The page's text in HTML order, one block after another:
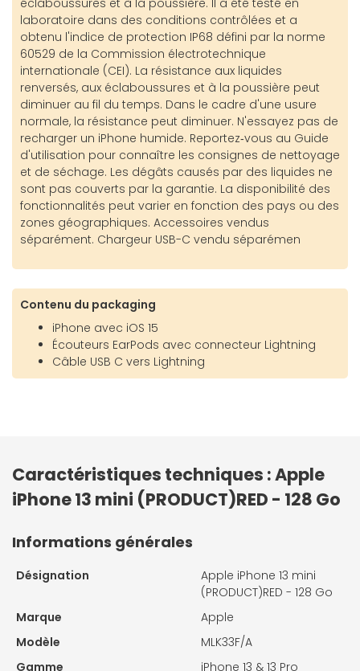
éclaboussures et à la poussière. Il a été testé en
laboratoire dans des conditions contrôlées et a
obtenu l'indice de protection IP68 défini par la norme
60529 de la Commission électrotechnique
internationale (CEI). La résistance aux liquides
renversés, aux éclaboussures et à la poussière peut
diminuer au fil du temps. Dans le cadre d'une usure
normale, la résistance peut diminuer. N'essayez pas de
recharger un iPhone humide. Reportez‑vous au Guide
d'utilisation pour connaître les consignes de nettoyage
et de séchage. Les dégâts causés par des liquides ne
sont pas couverts par la garantie. La disponibilité des
fonctionnalités peut varier en fonction des pays ou des
zones géographiques. Accessoires vendus
séparément. Chargeur USB-C vendu séparémen
Contenu du packaging
iPhone avec iOS 15
Écouteurs EarPods avec connecteur Lightning
Câble USB C vers Lightning
Caractéristiques techniques : Apple
iPhone 13 mini (PRODUCT)RED - 128 Go
Informations générales
Désignation
Apple iPhone 13 mini
(PRODUCT)RED - 128 Go
Marque
Apple
Modèle
MLK33F/A
Gamme
iPhone 13 & 13 Pro